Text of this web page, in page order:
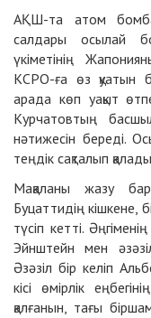
АҚШ-та атом
салдары осылай
үкіметінің
КСРО-ға өз қуатын
арада көп уақыт
Курчатовтың
нәтижесін береді.
теңдік сақталып
Мақаланы жазу
Буцаттидің кішкене,
түсіп кетті.
Эйнштейн мен
Әзәзіл бір келіп
кісі өмірлік
қалғанын, тағы